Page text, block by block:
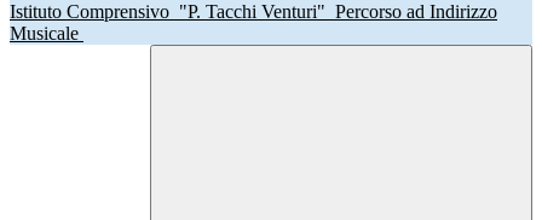
Istituto Comprensivo "P. Tacchi Venturi" Percorso ad Indirizzo
Musicale